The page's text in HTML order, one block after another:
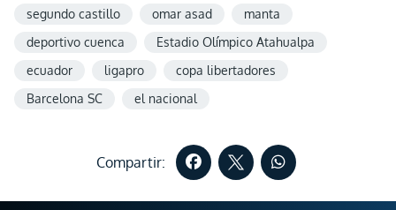
segundo castillo
omar asad
manta
deportivo cuenca
Estadio Olímpico Atahualpa
ecuador
ligapro
copa libertadores
Barcelona SC
el nacional
Compartir: